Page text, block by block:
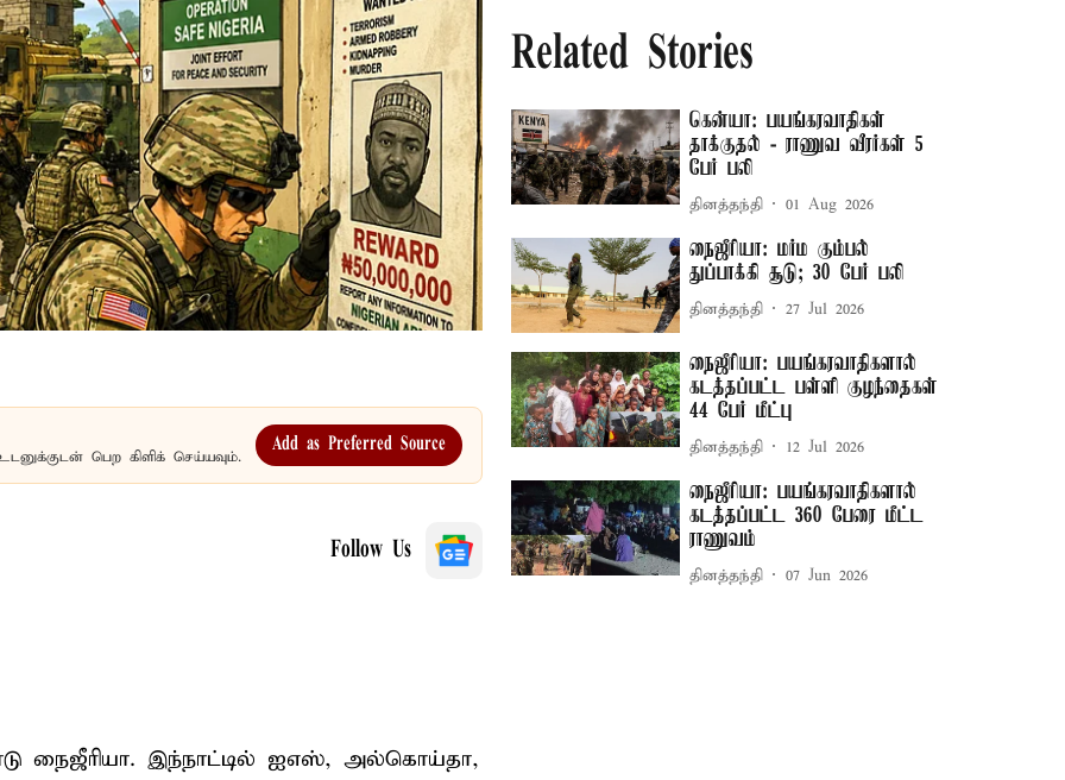
பெற கிளிக் செய்யவும்.
Add as Preferred Source
Follow Us
நைஜீரியா. இந்நாட்டில் ஐஎஸ், அல்கொய்தா,
Related Stories
கென்யா: பயங்கரவாதிகள்
தாக்குதல் - ராணுவ வீரர்கள் 5
பேர் பலி
தினத்தந்தி 01 Aug 2026
நைஜீரியா: மர்ம கும்பல்
துப்பாக்கி சூடு; 30 பேர் பலி
தினத்தந்தி 27 Jul 2026
நைஜீரியா: பயங்கரவாதிகளால்
கடத்தப்பட்ட பள்ளி குழந்தைகள்
44 பேர் மீட்பு
தினத்தந்தி 12 Jul 2026
நைஜீரியா: பயங்கரவாதிகளால்
கடத்தப்பட்ட 360 பேரை மீட்ட
ராணுவம்
தினத்தந்தி 07 Jun 2026